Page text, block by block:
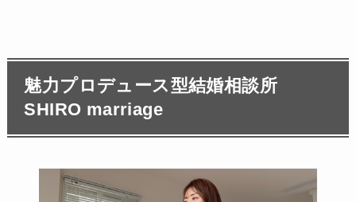
魅力プロデュース型結婚相談所
SHIRO marriage